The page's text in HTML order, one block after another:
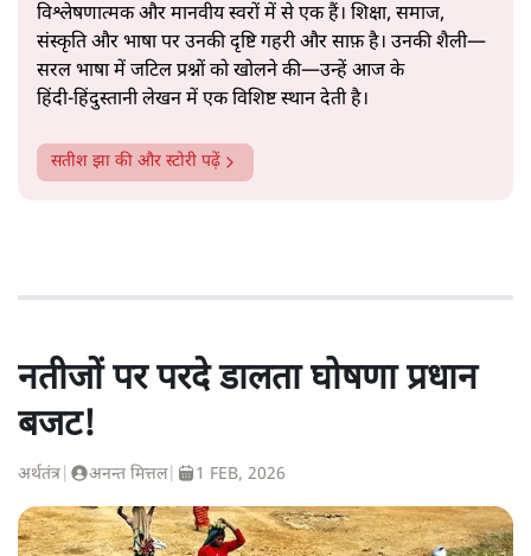
विश्लेषणात्मक और मानवीय स्वरों में से एक हैं। शिक्षा, समाज,
संस्कृति और भाषा पर उनकी दृष्टि गहरी और साफ़ है। उनकी शैली—
सरल भाषा में जटिल प्रश्नों को खोलने की—उन्हें आज के
हिंदी‑हिंदुस्तानी लेखन में एक विशिष्ट स्थान देती है।
सतीश झा की और स्टोरी पढ़ें
नतीजों पर परदे डालता घोषणा प्रधान
बजट!
अर्थतंत्र अनन्त मित्तल| 1 FEB, 2026